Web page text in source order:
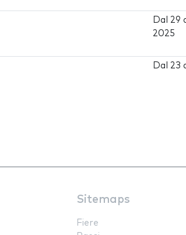
Dal 29
2025
Dal 23
Sitemaps
Fiere